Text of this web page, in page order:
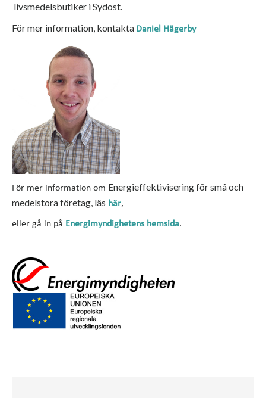
livsmedelsbutiker i Sydost.
För mer information, kontakta Daniel Hägerby
För mer information om Energieffektivisering för små och
medelstora företag, läs här,
eller gå in på Energimyndighetens hemsida.